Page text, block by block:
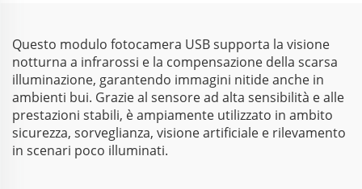
dinamica di 86 dB,
webcam HD senza
driver
Questo modulo fotocamera USB supporta la visione
notturna a infrarossi e la compensazione della scarsa
illuminazione, garantendo immagini nitide anche in
ambienti bui. Grazie al sensore ad alta sensibilità e alle
prestazioni stabili, è ampiamente utilizzato in ambito
sicurezza, sorveglianza, visione artificiale e rilevamento
in scenari poco illuminati.